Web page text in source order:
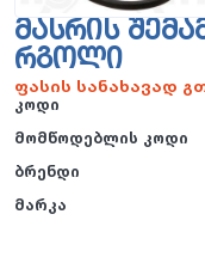
ᲛᲐᲡᲠᲘᲡ
ᲠᲒᲝᲚᲘ
ფასის სანახავად
კოდი
მომწოდებლის კოდი
ბრენდი
მარკა